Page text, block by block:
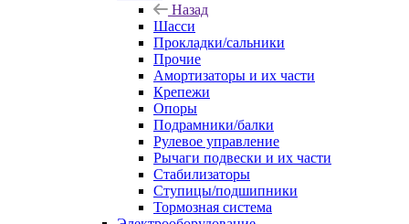
Назад
Шасси
Прокладки/сальники
Прочие
Амортизаторы и их части
Крепежи
Опоры
Подрамники/балки
Рулевое управление
Рычаги подвески и их части
Стабилизаторы
Ступицы/подшипники
Тормозная система